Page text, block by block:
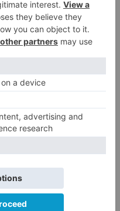
un
grandes lajas de
en posición
ha podido ser
presenta
conocidas en
la documentada en
subrayó que los